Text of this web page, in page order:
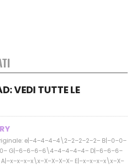
VEDI TUTTE LE
e|–4–4–4–4\2–2–2–2–2– B|–0–0–
G|–6–6–6–6\4–4–4–4–4– D|–6–6–6–
E|–x–x–x–x\x–X–